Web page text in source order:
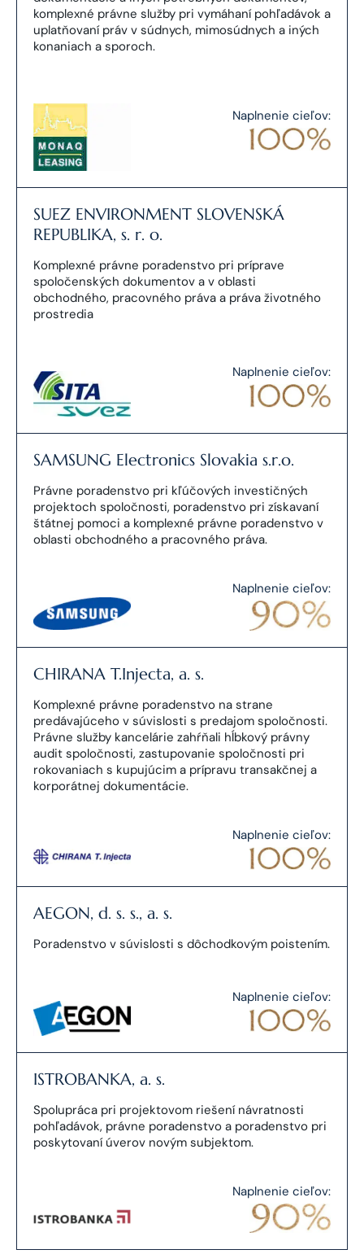
komplexné právne služby pri vymáhaní pohľadávok a
uplatňovaní práv v súdnych, mimosúdnych a iných
konaniach a sporoch.
Naplnenie cieľov:
SUEZ ENVIRONMENT SLOVENSKÁ
REPUBLIKA, s. r. o.
Komplexné právne poradenstvo pri príprave
spoločenských dokumentov a v oblasti
obchodného, pracovného práva a práva životného
prostredia
Naplnenie cieľov:
SAMSUNG Electronics Slovakia s.r.o.
Právne poradenstvo pri kľúčových investičných
projektoch spoločnosti, poradenstvo pri získavaní
štátnej pomoci a komplexné právne poradenstvo v
oblasti obchodného a pracovného práva.
Naplnenie cieľov:
CHIRANA T.Injecta, a. s.
Komplexné právne poradenstvo na strane
predávajúceho v súvislosti s predajom spoločnosti.
Právne služby kancelárie zahŕňali hĺbkový právny
audit spoločnosti, zastupovanie spoločnosti pri
rokovaniach s kupujúcim a prípravu transakčnej a
korporátnej dokumentácie.
Naplnenie cieľov:
AEGON, d. s. s., a. s.
Poradenstvo v súvislosti s dôchodkovým poistením.
Naplnenie cieľov:
ISTROBANKA, a. s.
Spolupráca pri projektovom riešení návratnosti
pohľadávok, právne poradenstvo a poradenstvo pri
poskytovaní úverov novým subjektom.
Naplnenie cieľov: